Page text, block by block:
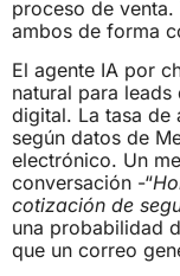
proceso de
ambos de forma
El agente IA por
natural para
digital. La tasa de
según datos de
electrónico. Un
conversación -“
cotización de
una probabilidad
que un correo